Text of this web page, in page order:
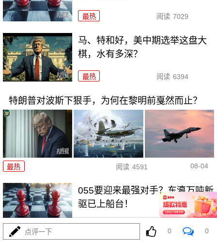
最热 阅读 7029
马、特和好，美中期选举这盘大
棋，水有多深？
最热 阅读 6394
特朗普对波斯下狠手，为何在黎明前戛然而止？
最热 阅读 4591 08-04
055要迎来最强对手？东瀛万吨新
驱已上船台！
阅读 11166
点评一下 0 0